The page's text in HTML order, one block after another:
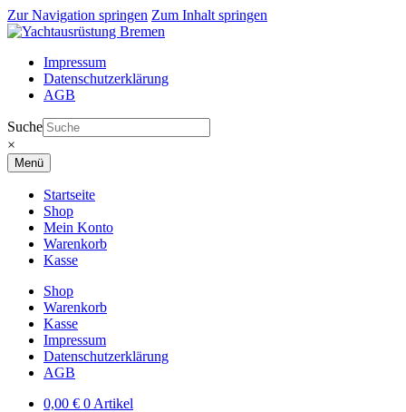
Zur Navigation springen Zum Inhalt springen
Impressum
Datenschutzerklärung
AGB
Suche
×
Menü
Startseite
Shop
Mein Konto
Warenkorb
Kasse
Shop
Warenkorb
Kasse
Impressum
Datenschutzerklärung
AGB
0,00 € 0 Artikel